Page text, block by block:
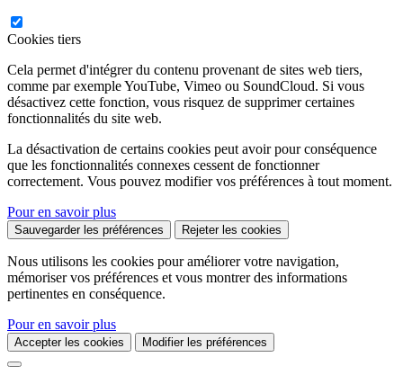
Cookies tiers
Cela permet d'intégrer du contenu provenant de sites web tiers,
comme par exemple YouTube, Vimeo ou SoundCloud. Si vous
désactivez cette fonction, vous risquez de supprimer certaines
fonctionnalités du site web.
La désactivation de certains cookies peut avoir pour conséquence
que les fonctionnalités connexes cessent de fonctionner
correctement. Vous pouvez modifier vos préférences à tout moment.
Pour en savoir plus
Sauvegarder les préférences Rejeter les cookies
Nous utilisons les cookies pour améliorer votre navigation,
mémoriser vos préférences et vous montrer des informations
pertinentes en conséquence.
Pour en savoir plus
Accepter les cookies Modifier les préférences